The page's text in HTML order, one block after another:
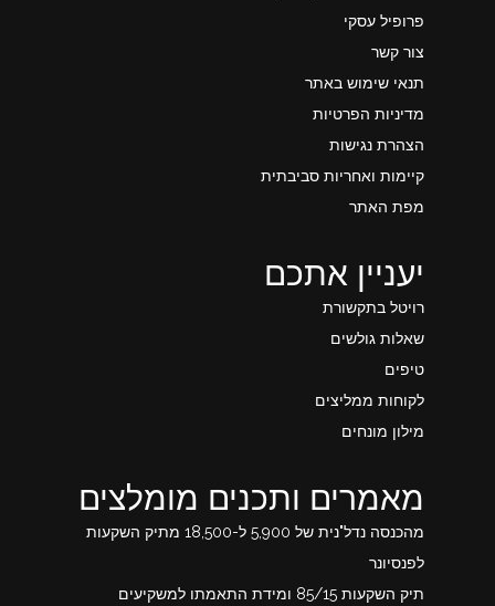
פרופיל עסקי
צור קשר
תנאי שימוש באתר
מדיניות הפרטיות
הצהרת נגישות
קיימות ואחריות סביבתית
מפת האתר
יעניין אתכם
רויטל בתקשורת
שאלות גולשים
טיפים
לקוחות ממליצים
מילון מונחים
מאמרים ותכנים מומלצים
מהכנסה נדל"נית של 5,900 ל-18,500 מתיק השקעות
לפנסיונר
תיק השקעות 85/15 ומידת התאמתו למשקיעים